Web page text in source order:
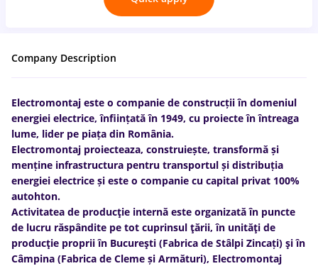
Company Description
Electromontaj este o companie de construcții în domeniul
energiei electrice, înființată în 1949, cu proiecte în întreaga
lume, lider pe piața din România.
Electromontaj proiecteaza, construiește, transformă și
menține infrastructura pentru transportul și distribuția
energiei electrice și este o companie cu capital privat 100%
autohton.
Activitatea de producţie internă este organizată în puncte
de lucru răspândite pe tot cuprinsul ţării, în unităţi de
producţie proprii în Bucureşti (Fabrica de Stâlpi Zincați) şi în
Câmpina (Fabrica de Cleme și Armături), Electromontaj